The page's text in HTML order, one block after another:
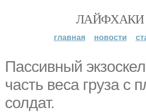
ЛАЙФХАКИ
главная новости
Пассивный
часть веса груза с
солдат.